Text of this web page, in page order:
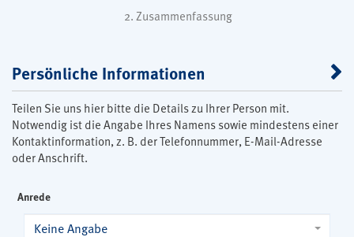
2. Zusammenfassung
Persönliche Informationen
Teilen Sie uns hier bitte die Details zu Ihrer Person mit.
Notwendig ist die Angabe Ihres Namens sowie mindestens einer
Kontaktinformation, z. B. der Telefonnummer, E-Mail-Adresse
oder Anschrift.
Anrede
Keine Angabe